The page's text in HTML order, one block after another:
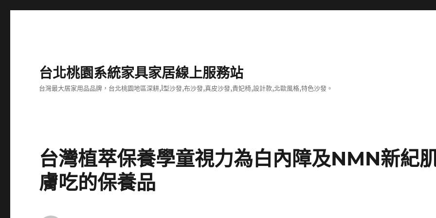
台北桃園系統家具家居線上服務站
台灣最大居家用品品牌，台北桃園地區深耕,l型沙發,布沙發,真皮沙發,貴妃椅,設計款,北歐風格,特色沙發。
台灣植萃保養學童視力為白內障及NMN新紀
膚吃的保養品